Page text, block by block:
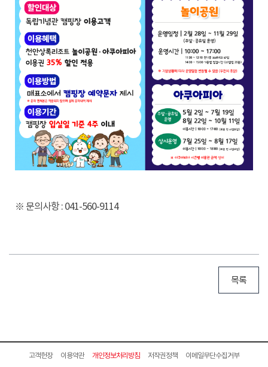
※ 문의사항 : 041-560-9114
목록
고객헌장 이용약관 개인정보처리방침 저작권정책 이메일무단수집거부